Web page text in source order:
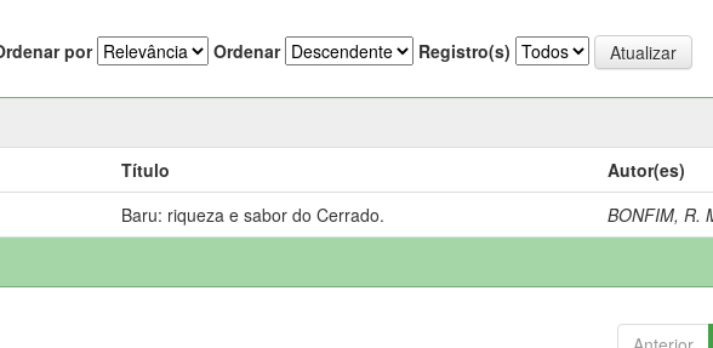
por Ordenar Registro(s)
Título
Autor(es)
Baru: riqueza e sabor do Cerrado.
BONFIM, R.